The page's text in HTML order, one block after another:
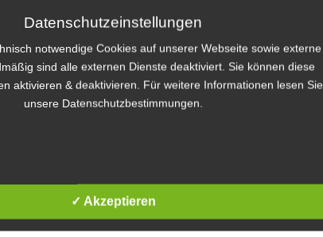
„nur“ um Platz Fünf gehen. So manche Träne
Leo hatte sich an alter Wirkungsstätte viel
Erst mit Bekanntwerden des nächsten
dem Willinghusener SC sollte ein Dauerrivale unser
Datenschutzeinstellungen
notwendige Cookies auf unserer Webseite sowie externe
sind alle externen Dienste deaktiviert. Sie können diese
aktivieren & deaktivieren. Für weitere Informationen lesen Sie
unsere Datenschutzbestimmungen.
✓ Akzeptieren